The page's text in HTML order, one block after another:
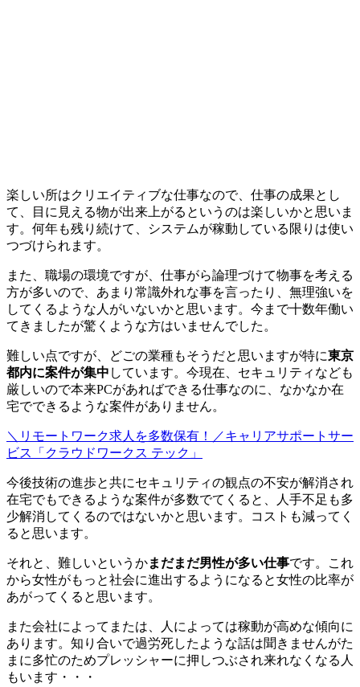
楽しい所はクリエイティブな仕事なので、仕事の成果とし
て、目に見える物が出来上がるというのは楽しいかと思いま
す。何年も残り続けて、システムが稼動している限りは使い
つづけられます。
また、職場の環境ですが、仕事がら論理づけて物事を考える
方が多いので、あまり常識外れな事を言ったり、無理強いを
してくるような人がいないかと思います。今まで十数年働い
てきましたが驚くような方はいませんでした。
難しい点ですが、どごの業種もそうだと思いますが特に東京
都内に案件が集中 しています。今現在、セキュリティなども
厳しいので本来PCがあればできる仕事なのに、なかなか在
宅でできるような案件がありません。
＼リモートワーク求人を多数保有！／キャリアサポートサー
ビス「クラウドワークス テック」
今後技術の進歩と共にセキュリティの観点の不安が解消され
在宅でもできるような案件が多数でてくると、人手不足も多
少解消してくるのではないかと思います。コストも減ってく
ると思います。
それと、難しいというかまだまだ男性が多い仕事です。これ
から女性がもっと社会に進出するようになると女性の比率が
あがってくると思います。
また会社によってまたは、人によっては稼動が高めな傾向に
あります。知り合いで過労死したような話は聞きませんがた
まに多忙のためプレッシャーに押しつぶされ来れなくなる人
もいます・・・